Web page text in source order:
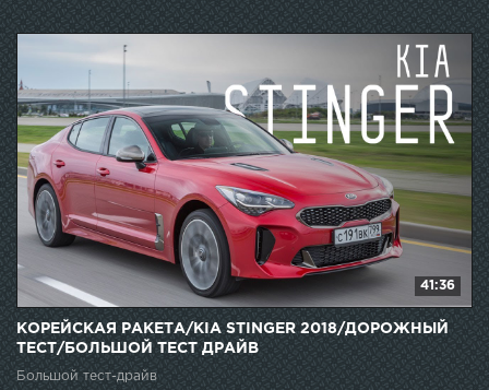
41:36
КОРЕЙСКАЯ РАКЕТА/KIA STINGER 2018/ДОРОЖНЫЙ
ТЕСТ/БОЛЬШОЙ ТЕСТ ДРАЙВ
Большой тест-драйв